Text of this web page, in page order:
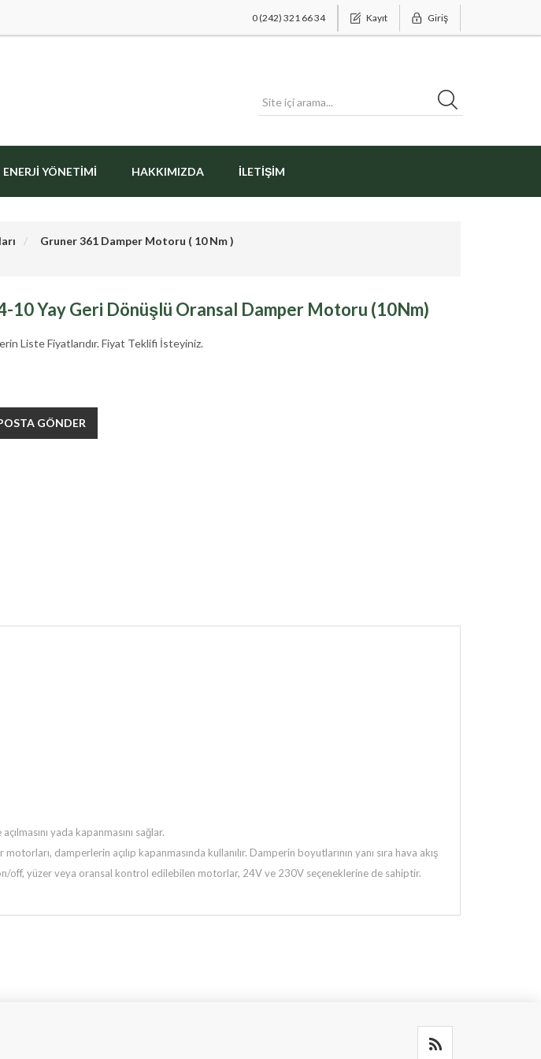
0 (242) 321 66 34 Kayıt Giriş
ENERJI YÖNETIMI HAKKIMIZDA İLETIŞIM
Gruner 361 Damper Motoru ( 10 Nm )
10 Yay Geri Dönüşlü Oransal Damper Motoru (10Nm)
Liste Fiyatlarıdır. Fiyat Teklifi İsteyiniz.
yada kapanmasını sağlar.
damperlerin açılıp kapanmasında kullanılır. Damperin boyutlarının yanı sıra hava akış
off, yüzer veya oransal kontrol edilebilen motorlar, 24V ve 230V seçeneklerine de sahiptir.